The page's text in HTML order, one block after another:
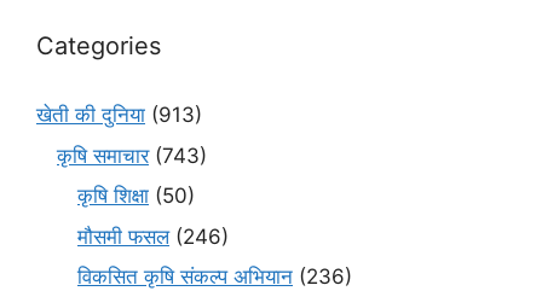
Categories
खेती की दुनिया (913)
कृषि समाचार(743)
कृषि शिक्षा (50)
मौसमी फसल(246)
विकसित कृषि संकल्प अभियान (236)